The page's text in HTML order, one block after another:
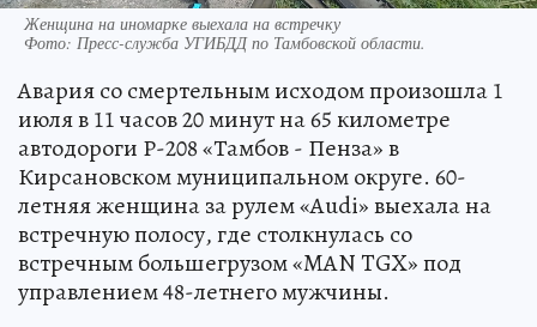
Женщина на иномарке выехала на встречку
Фото: Пресс-служба УГИБДД по Тамбовской области.
Авария со смертельным исходом произошла 1
июля в 11 часов 20 минут на 65 километре
автодороги Р-208 «Тамбов - Пенза» в
Кирсановском муниципальном округе. 60-
летняя женщина за рулем «Аudi» выехала на
встречную полосу, где столкнулась со
встречным большегрузом «MAN TGX» под
управлением 48-летнего мужчины.